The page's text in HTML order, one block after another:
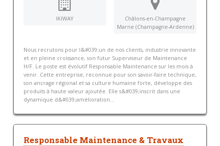
IKIWAY
Châlons-en-Champagne
Marne (Champagne-Ardenne)
Nous recrutons pour l&#039;un de nos clients, industrie innovante
et en pleine croissance, son futur Superviseur de Maintenance
H/F. Le poste est évolutif Responsable Maintenance sur les mois à
venir. Cette entreprise, reconnue pour son savoir-faire technique,
son ancrage régional et sa culture humaine forte, développe des
produits à haute valeur ajoutée. Elle s&#039;inscrit dans une
dynamique d&#039;amélioration...
Responsable Maintenance & Travaux